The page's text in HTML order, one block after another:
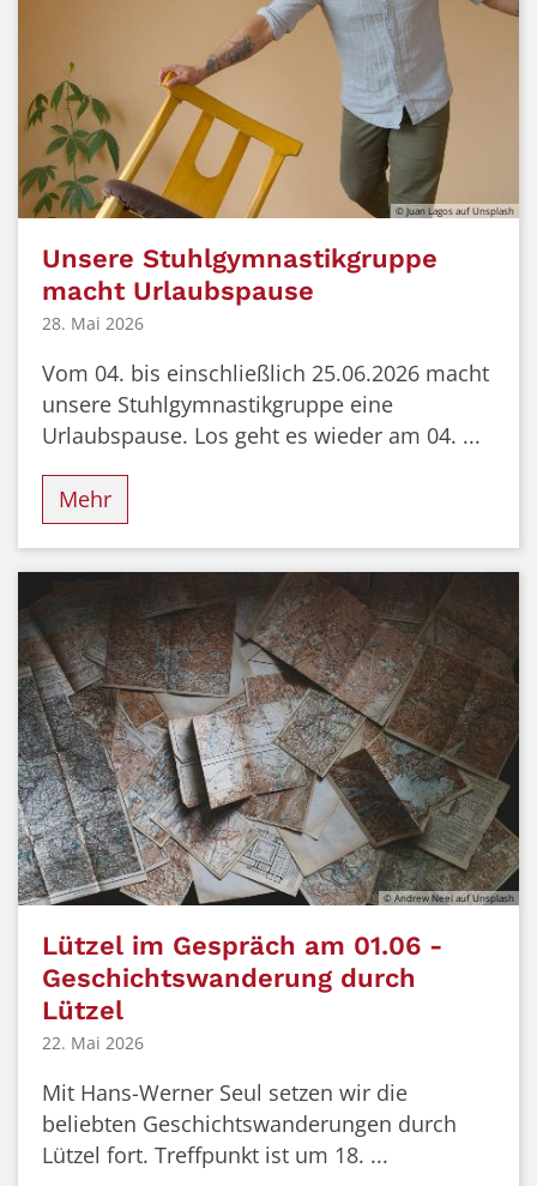
© Juan Lagos auf Unsplash
Unsere Stuhlgymnastikgruppe
macht Urlaubspause
28. Mai 2026
Vom 04. bis einschließlich 25.06.2026 macht
unsere Stuhlgymnastikgruppe eine
Urlaubspause. Los geht es wieder am 04. ...
Mehr
© Andrew Neel auf Unsplash
Lützel im Gespräch am 01.06 -
Geschichtswanderung durch
Lützel
22. Mai 2026
Mit Hans-Werner Seul setzen wir die
beliebten Geschichtswanderungen durch
Lützel fort. Treffpunkt ist um 18. ...